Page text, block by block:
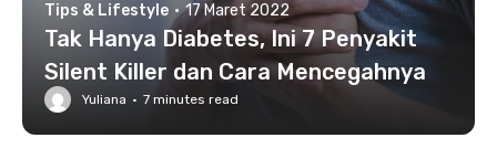
Tips & Lifestyle · 17 Maret 2022
Tak Hanya Diabetes, Ini 7 Penyakit
Silent Killer dan Cara Mencegahnya
Yuliana · 7 minutes read